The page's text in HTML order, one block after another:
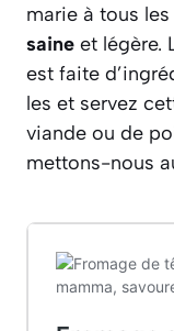
marie à tous
saine et légère.
est faite
les et servez
viande ou de
mettons-nous